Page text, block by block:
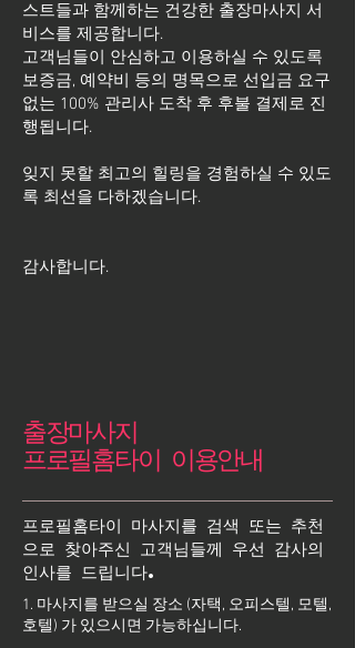
스트들과 함께하는 건강한 출장마사지 서
비스를 제공합니다.
고객님들이 안심하고 이용하실 수 있도록
보증금, 예약비 등의 명목으로 선입금 요구
없는 100% 관리사 도착 후 후불 결제로 진
행됩니다.
잊지 못할 최고의 힐링을 경험하실 수 있도
록 최선을 다하겠습니다.
​감사합니다.
출장마사지
프로필홈타이 이용안내
프로필홈타이 마사지를 검색 또는 추천
으로 찾아주신 고객님들께 우선 감사의
인사를 드립니다.
1. 마사지를 받으실 장소 (자택, 오피스텔, 모텔,
호텔) 가 있으시면 가능하십니다.